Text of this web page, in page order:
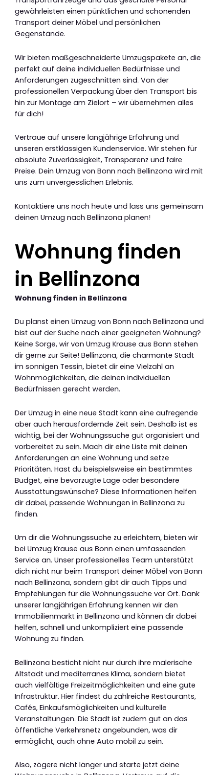
gewährleisten einen pünktlichen und schonenden
Transport deiner Möbel und persönlichen
Gegenstände.
Wir bieten maßgeschneiderte Umzugspakete an, die
perfekt auf deine individuellen Bedürfnisse und
Anforderungen zugeschnitten sind. Von der
professionellen Verpackung über den Transport bis
hin zur Montage am Zielort – wir übernehmen alles
für dich!
Vertraue auf unsere langjährige Erfahrung und
unseren erstklassigen Kundenservice. Wir stehen für
absolute Zuverlässigkeit, Transparenz und faire
Preise. Dein Umzug von Bonn nach Bellinzona wird mit
uns zum unvergesslichen Erlebnis.
Kontaktiere uns noch heute und lass uns gemeinsam
deinen Umzug nach Bellinzona planen!
Wohnung finden
in Bellinzona
Wohnung finden in Bellinzona
Du planst einen Umzug von Bonn nach Bellinzona und
bist auf der Suche nach einer geeigneten Wohnung?
Keine Sorge, wir von Umzug Krause aus Bonn stehen
dir gerne zur Seite! Bellinzona, die charmante Stadt
im sonnigen Tessin, bietet dir eine Vielzahl an
Wohnmöglichkeiten, die deinen individuellen
Bedürfnissen gerecht werden.
Der Umzug in eine neue Stadt kann eine aufregende
aber auch herausfordernde Zeit sein. Deshalb ist es
wichtig, bei der Wohnungssuche gut organisiert und
vorbereitet zu sein. Mach dir eine Liste mit deinen
Anforderungen an eine Wohnung und setze
Prioritäten. Hast du beispielsweise ein bestimmtes
Budget, eine bevorzugte Lage oder besondere
Ausstattungswünsche? Diese Informationen helfen
dir dabei, passende Wohnungen in Bellinzona zu
finden.
Um dir die Wohnungssuche zu erleichtern, bieten wir
bei Umzug Krause aus Bonn einen umfassenden
Service an. Unser professionelles Team unterstützt
dich nicht nur beim Transport deiner Möbel von Bonn
nach Bellinzona, sondern gibt dir auch Tipps und
Empfehlungen für die Wohnungssuche vor Ort. Dank
unserer langjährigen Erfahrung kennen wir den
Immobilienmarkt in Bellinzona und können dir dabei
helfen, schnell und unkompliziert eine passende
Wohnung zu finden.
Bellinzona besticht nicht nur durch ihre malerische
Altstadt und mediterranes Klima, sondern bietet
auch vielfältige Freizeitmöglichkeiten und eine gute
Infrastruktur. Hier findest du zahlreiche Restaurants,
Cafés, Einkaufsmöglichkeiten und kulturelle
Veranstaltungen. Die Stadt ist zudem gut an das
öffentliche Verkehrsnetz angebunden, was dir
ermöglicht, auch ohne Auto mobil zu sein.
Also, zögere nicht länger und starte jetzt deine